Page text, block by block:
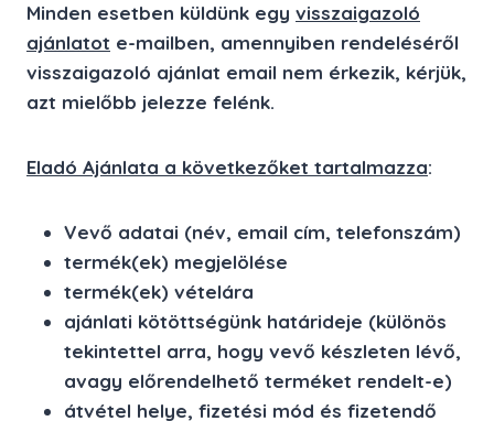
Minden esetben küldünk egy visszaigazoló
ajánlatot e-mailben, amennyiben rendeléséről
visszaigazoló ajánlat email nem érkezik, kérjük,
azt mielőbb jelezze felénk.
Eladó Ajánlata a következőket tartalmazza:
Vevő adatai (név, email cím, telefonszám)
termék(ek) megjelölése
termék(ek) vételára
ajánlati kötöttségünk határideje (különös
tekintettel arra, hogy vevő készleten lévő,
avagy előrendelhető terméket rendelt-e)
átvétel helye, fizetési mód és fizetendő